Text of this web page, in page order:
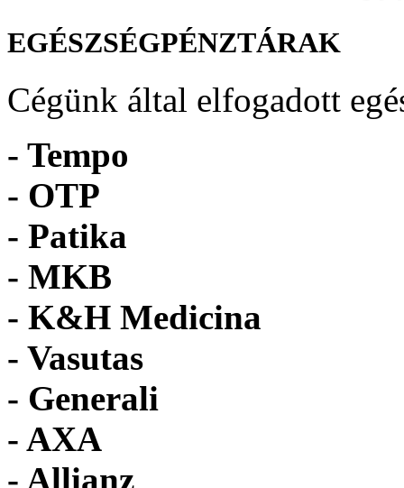
EGÉSZSÉGPÉNZTÁRAK
Cégünk által elfogadott
- Tempo
- OTP
- Patika
- MKB
- K&H Medicina
- Vasutas
- Generali
- AXA
- Allianz